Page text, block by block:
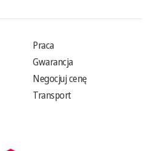
Praca
Gwarancja
Negocjuj cenę
Transport